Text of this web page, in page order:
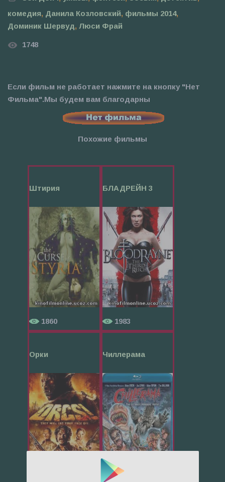
комедия, Данила Козловский, фильмы 2014,
Доминик Шервуд, Люси Фрай
1748
Если фильм не работает нажмите на кнопку "Нет
Фильма".Мы будем вам благодарны
Похожие фильмы
Штирия
1860
БЛАДРЕЙН 3
1983
Орки Чиллерама